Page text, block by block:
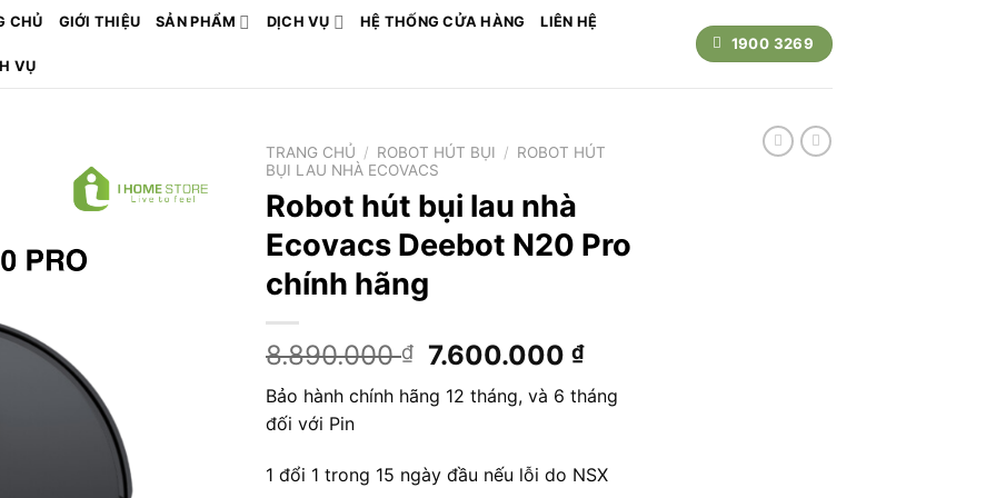
CHỦ GIỚI THIỆU SẢN PHẨM DỊCH VỤ HỆ THỐNG CỬA HÀNG LIÊN HỆ
VỤ
1900 3269
TRANG CHỦ / ROBOT HÚT BỤI / ROBOT HÚT
BỤI LAU NHÀ ECOVACS
Robot hút bụi lau nhà
Ecovacs Deebot N20 Pro
chính hãng
8.890.000₫
Giá
là:
7.600.000₫Giá
hiện
tại
7.600.000 ₫.
Bảo hành chính hãng 12 tháng, và 6 tháng
đối với Pin
1 đổi 1 trong 15 ngày đầu nếu lỗi do NSX